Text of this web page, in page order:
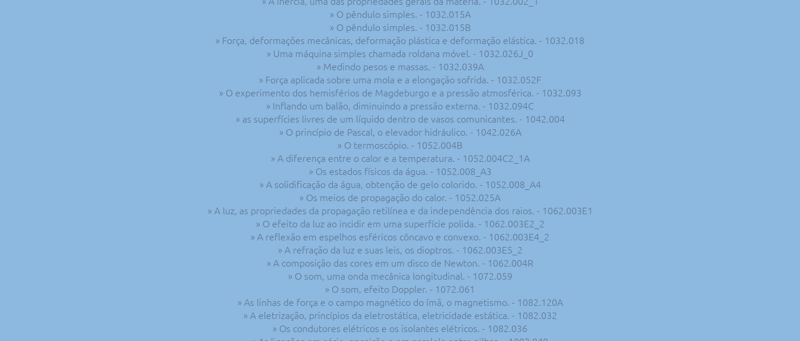
» O pêndulo simples. - 1032.015A
» O pêndulo simples. - 1032.015B
» Força, deformações mecânicas, deformação plástica e deformação elástica. - 1032.018
» Uma máquina simples chamada roldana móvel. - 1032.026J_0
» Medindo pesos e massas. - 1032.039A
» Força aplicada sobre uma mola e a elongação sofrida. - 1032.052F
» O experimento dos hemisférios de Magdeburgo e a pressão atmosférica. - 1032.093
» Inflando um balão, diminuindo a pressão externa. - 1032.094C
» as superfícies livres de um líquido dentro de vasos comunicantes. - 1042.004
» O princípio de Pascal, o elevador hidráulico. - 1042.026A
» O termoscópio. - 1052.004B
» A diferença entre o calor e a temperatura. - 1052.004C2_1A
» Os estados físicos da água. - 1052.008_A3
» A solidificação da água, obtenção de gelo colorido. - 1052.008_A4
» Os meios de propagação do calor. - 1052.025A
» A luz, as propriedades da propagação retilínea e da independência dos raios. - 1062.003E1
» O efeito da luz ao incidir em uma superfície polida. - 1062.003E2_2
» A reflexão em espelhos esféricos côncavo e convexo. - 1062.003E4_2
» A refração da luz e suas leis, os dioptros. - 1062.003E5_2
» A composição das cores em um disco de Newton. - 1062.004R
» O som, uma onda mecânica longitudinal. - 1072.059
» O som, efeito Doppler. - 1072.061
» As linhas de força e o campo magnético do ímã, o magnetismo. - 1082.120A
» A eletrização, princípios da eletrostática, eletricidade estática. - 1082.032
» Os condutores elétricos e os isolantes elétricos. - 1082.036